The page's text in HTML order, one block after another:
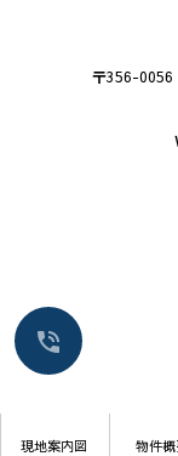
現地案内図 物件
〒356-0056